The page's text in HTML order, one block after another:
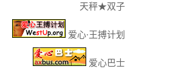
天秤★双子
爱心·王搏计划
爱心巴士